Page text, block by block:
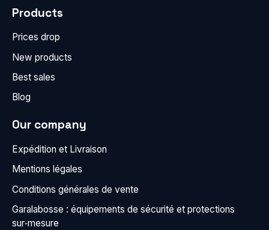
Products
Prices drop
New products
Best sales
Blog
Our company
Expédition et Livraison
Mentions légales
Conditions générales de vente
Garalabosse : équipements de sécurité et protections
sur‑mesure